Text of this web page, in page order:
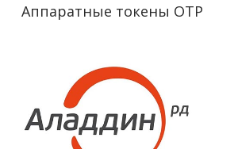
Аппаратные токены OTP